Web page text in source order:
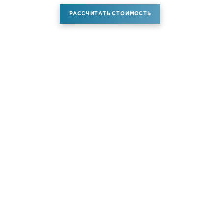
РАССЧИТАТЬ СТОИМОСТЬ